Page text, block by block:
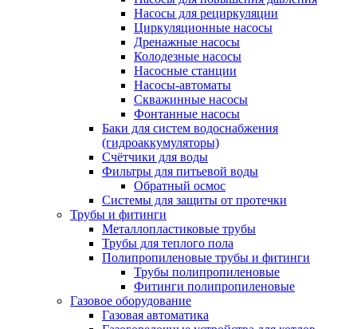
Насосы для рециркуляции
Циркуляционные насосы
Дренажные насосы
Колодезные насосы
Насосные станции
Насосы-автоматы
Скважинные насосы
Фонтанные насосы
Баки для систем водоснабжения
(гидроаккумуляторы)
Счётчики для воды
Фильтры для питьевой воды
Обратный осмос
Системы для защиты от протечки
Трубы и фитинги
Металлопластиковые трубы
Трубы для теплого пола
Полипропиленовые трубы и фитинги
Трубы полипропиленовые
Фитинги полипропиленовые
Газовое оборудование
Газовая автоматика